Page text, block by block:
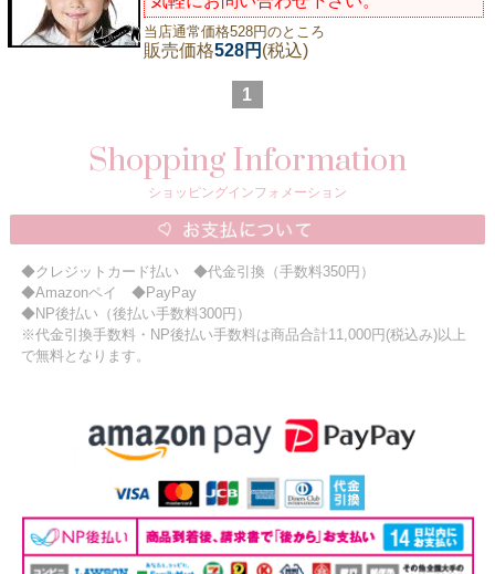
当店通常価格528円のところ
販売価格528円 (税込)
1
Shopping Information
ショッピングインフォメーション
◆クレジットカード払い ◆代金引換（手数料350円）
◆Amazonペイ ◆PayPay
◆NP後払い（後払い手数料300円）
※代金引換手数料・NP後払い手数料は商品合計11,000円(税込み)以上
で無料となります。